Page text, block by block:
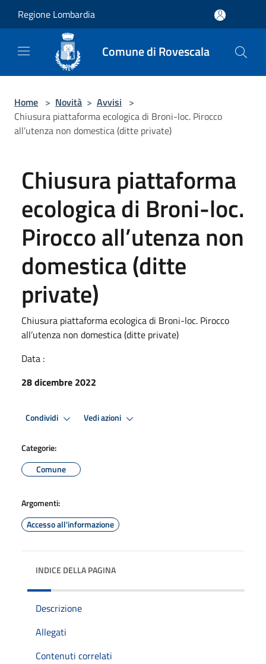
Regione Lombardia
Comune di Rovescala
Home > Novità > Avvisi >
Chiusura piattaforma ecologica di Broni-loc. Pirocco
all’utenza non domestica (ditte private)
Chiusura piattaforma
ecologica di Broni-loc.
Pirocco all’utenza non
domestica (ditte
private)
Chiusura piattaforma ecologica di Broni-loc. Pirocco
all’utenza non domestica (ditte private)
Data :
28 dicembre 2022
Condividi Vedi azioni
Categorie:
Comune
Argomenti:
Accesso all'informazione
INDICE DELLA PAGINA
Descrizione
Allegati
Contenuti correlati